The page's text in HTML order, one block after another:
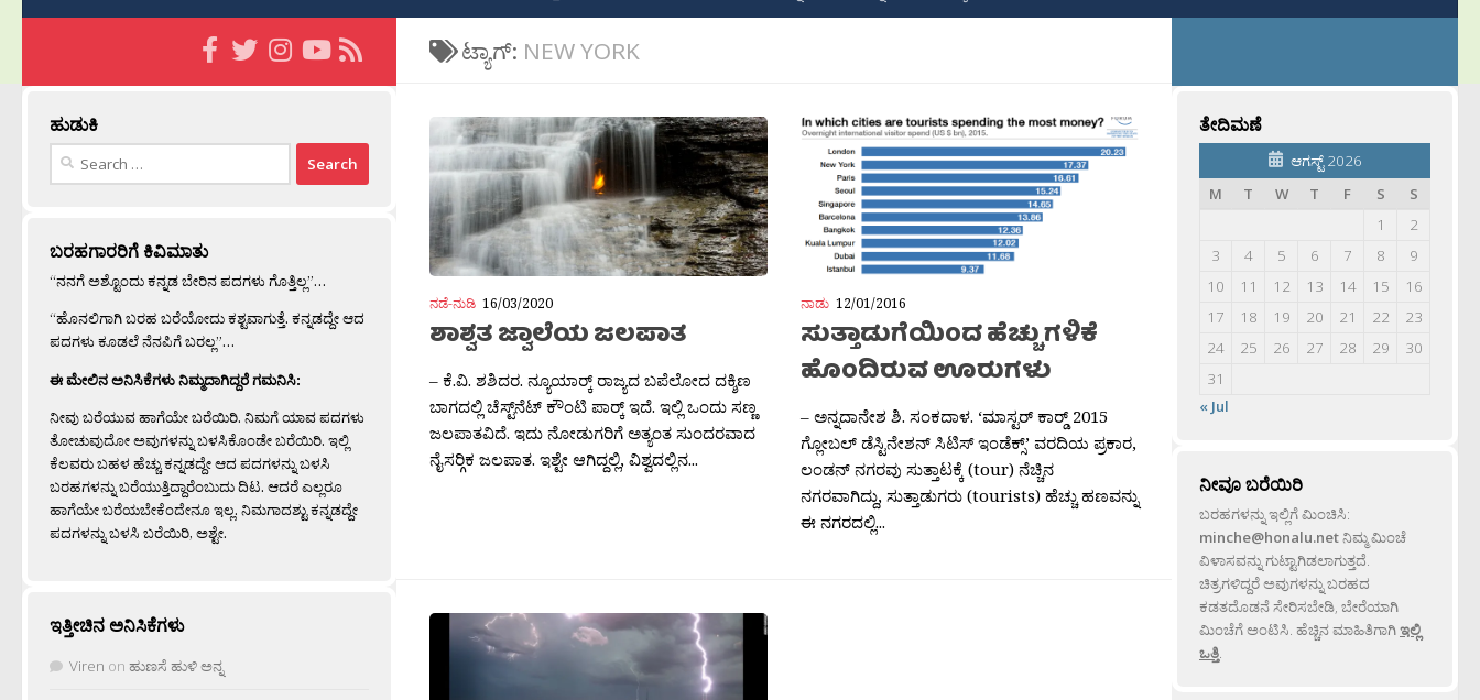
ಟ್ಯಾಗ್: NEW YORK
ನಡೆ-ನುಡಿ 16/03/2020
ಶಾಶ್ವತ ಜ್ವಾಲೆಯ ಜಲಪಾತ
– ಕೆ.ವಿ. ಶಶಿದರ. ನ್ಯೂಯಾರ‍್ಕ್ ರಾಜ್ಯದ ಬಪೆಲೋದ ದಕ್ಶಿಣ
ಬಾಗದಲ್ಲಿ ಚೆಸ್ಟ್‌ನೆಟ್ ಕೌಂಟಿ ಪಾರ‍್ಕ್ ಇದೆ. ಇಲ್ಲಿ ಒಂದು ಸಣ್ಣ
ಜಲಪಾತವಿದೆ. ಇದು ನೋಡುಗರಿಗೆ ಅತ್ಯಂತ ಸುಂದರವಾದ
ನೈಸರ‍್ಗಿಕ ಜಲಪಾತ. ಇಶ್ಟೇ ಆಗಿದ್ದಲ್ಲಿ, ವಿಶ್ವದಲ್ಲಿನ...
ನಾಡು 12/01/2016
ಸುತ್ತಾಡುಗೆಯಿಂದ ಹೆಚ್ಚು ಗಳಿಕೆ
ಹೊಂದಿರುವ ಊರುಗಳು
– ಅನ್ನದಾನೇಶ ಶಿ. ಸಂಕದಾಳ. ‘ಮಾಸ್ಟರ್ ಕಾರ‍್ಡ್ 2015
ಗ್ಲೋಬಲ್ ಡೆಸ್ಟಿನೇಶನ್ ಸಿಟಿಸ್ ಇಂಡೆಕ್ಸ್’ ವರದಿಯ ಪ್ರಕಾರ,
ಲಂಡನ್ ನಗರವು ಸುತ್ತಾಟಕ್ಕೆ (tour) ನೆಚ್ಚಿನ
ನಗರವಾಗಿದ್ದು, ಸುತ್ತಾಡುಗರು (tourists) ಹೆಚ್ಚು ಹಣವನ್ನು
ಈ ನಗರದಲ್ಲಿ...
ಹುಡುಕಿ
Search
ಬರಹಗಾರರಿಗೆ ಕಿವಿಮಾತು
“ನನಗೆ ಅಶ್ಟೊಂದು ಕನ್ನಡ ಬೇರಿನ ಪದಗಳು ಗೊತ್ತಿಲ್ಲ”…
“ಹೊನಲಿಗಾಗಿ ಬರಹ ಬರೆಯೋದು ಕಶ್ಟವಾಗುತ್ತೆ. ಕನ್ನಡದ್ದೇ ಆದ
ಪದಗಳು ಕೂಡಲೆ ನೆನಪಿಗೆ ಬರಲ್ಲ”…
ಈ ಮೇಲಿನ ಅನಿಸಿಕೆಗಳು ನಿಮ್ಮದಾಗಿದ್ದರೆ ಗಮನಿಸಿ:
ನೀವು ಬರೆಯುವ ಹಾಗೆಯೇ ಬರೆಯಿರಿ. ನಿಮಗೆ ಯಾವ ಪದಗಳು
ತೋಚುವುದೋ ಅವುಗಳನ್ನು ಬಳಸಿಕೊಂಡೇ ಬರೆಯಿರಿ. ಇಲ್ಲಿ
ಕೆಲವರು ಬಹಳ ಹೆಚ್ಚು ಕನ್ನಡದ್ದೇ ಆದ ಪದಗಳನ್ನು ಬಳಸಿ
ಬರಹಗಳನ್ನು ಬರೆಯುತ್ತಿದ್ದಾರೆಂಬುದು ದಿಟ. ಆದರೆ ಎಲ್ಲರೂ
ಹಾಗೆಯೇ ಬರೆಯಬೇಕೆಂದೇನೂ ಇಲ್ಲ. ನಿಮಗಾದಶ್ಟು ಕನ್ನಡದ್ದೇ
ಪದಗಳನ್ನು ಬಳಸಿ ಬರೆಯಿರಿ, ಅಶ್ಟೇ.
ಇತ್ತೀಚಿನ ಅನಿಸಿಕೆಗಳು
Viren on ಹುಣಸೆ ಹುಳಿ ಅನ್ನ
ತೇದಿಮಣೆ
ಆಗಸ್ಟ್ 2026
M
T W T F S
S
1
2
3
4 5 6 7 8
9
10
11 12 13 14 15
16
17
18 19 20 21 22
23
24
25 26 27 28 29
30
31
« Jul
ನೀವೂ ಬರೆಯಿರಿ
ಬರಹಗಳನ್ನು ಇಲ್ಲಿಗೆ ಮಿಂಚಿಸಿ:
minche@honalu.netನಿಮ್ಮ ಮಿಂಚೆ
ವಿಳಾಸವನ್ನು ಗುಟ್ಟಾಗಿಡಲಾಗುತ್ತದೆ.
ಚಿತ್ರಗಳಿದ್ದರೆ ಅವುಗಳನ್ನು ಬರಹದ
ಕಡತದೊಡನೆ ಸೇರಿಸಬೇಡಿ, ಬೇರೆಯಾಗಿ
ಮಿಂಚೆಗೆ ಅಂಟಿಸಿ. ಹೆಚ್ಚಿನ ಮಾಹಿತಿಗಾಗಿಇಲ್ಲಿ
ಒತ್ತಿ.